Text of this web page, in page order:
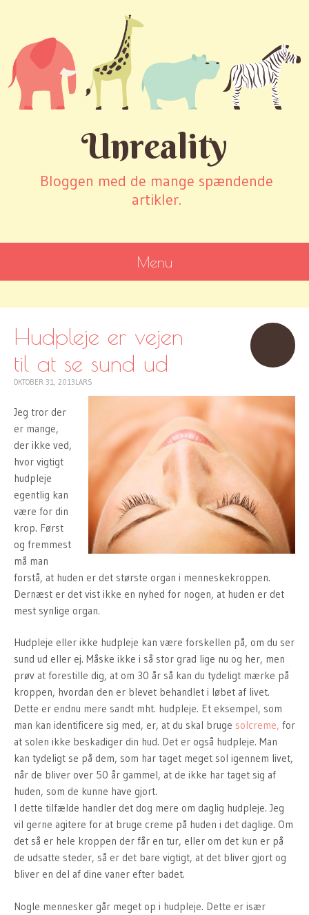
Unreality
Bloggen med de mange spændende
artikler.
Menu
CONTENT
Hudpleje er vejen
til at se sund ud
OKTOBER 31, 2013LARS
Jeg tror der
er mange,
der ikke ved,
hvor vigtigt
hudpleje
egentlig kan
være for din
krop. Først
og fremmest
må man
forstå, at huden er det største organ i menneskekroppen.
Dernæst er det vist ikke en nyhed for nogen, at huden er det
mest synlige organ.
Hudpleje eller ikke hudpleje kan være forskellen på, om du ser
sund ud eller ej. Måske ikke i så stor grad lige nu og her, men
prøv at forestille dig, at om 30 år så kan du tydeligt mærke på
kroppen, hvordan den er blevet behandlet i løbet af livet.
Dette er endnu mere sandt mht. hudpleje. Et eksempel, som
man kan identificere sig med, er, at du skal bruge solcreme, for
at solen ikke beskadiger din hud. Det er også hudpleje. Man
kan tydeligt se på dem, som har taget meget sol igennem livet,
når de bliver over 50 år gammel, at de ikke har taget sig af
huden, som de kunne have gjort.
I dette tilfælde handler det dog mere om daglig hudpleje. Jeg
vil gerne agitere for at bruge creme på huden i det daglige. Om
det så er hele kroppen der får en tur, eller om det kun er på
de udsatte steder, så er det bare vigtigt, at det bliver gjort og
bliver en del af dine vaner efter badet.
Nogle mennesker går meget op i hudpleje. Dette er især